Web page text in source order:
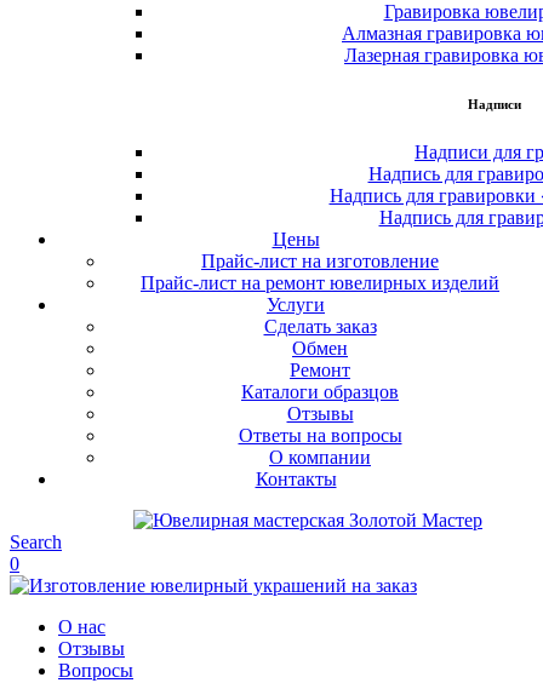
Гравировка
Алмазная гравировка
Лазерная гравировка
Надписи
Надписи для
Надпись для
Надпись для
Надпись для
Цены
Прайс-лист на изготовление
Прайс-лист на ремонт ювелирных изделий
Услуги
Сделать заказ
Обмен
Ремонт
Каталоги образцов
Отзывы
Ответы на вопросы
О компании
Контакты
Search
0
О нас
Отзывы
Вопросы